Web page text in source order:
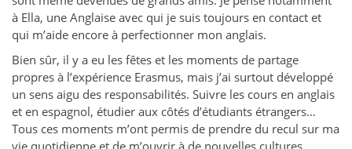
à Ella, une Anglaise avec qui je suis toujours en contact et
qui m’aide encore à perfectionner mon anglais.
Bien sûr, il y a eu les fêtes et les moments de partage
propres à l’expérience Erasmus, mais j’ai surtout développé
un sens aigu des responsabilités. Suivre les cours en anglais
et en espagnol, étudier aux côtés d’étudiants étrangers…
Tous ces moments m’ont permis de prendre du recul sur ma